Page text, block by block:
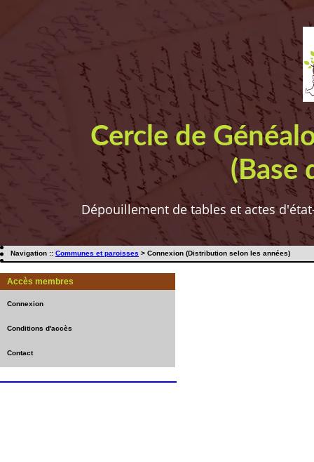
Cercle de
(Base
Dépouillement de tables et actes
Navigation :: Communes et paroisses > Connexion (Distribution selon les années)
Accès membres
Connexion
Conditions d'accès
Contact